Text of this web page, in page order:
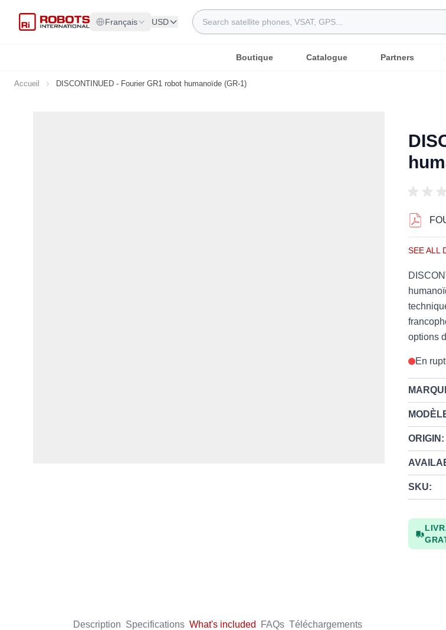
Français USD
Rechercher
Boutique Catalogue Partners
Accueil DISCONTINUED - Fourier GR1 robot humanoïde (GR-1)
SEE ALL
options
En
ORIGIN:
SKU:
Description Specifications What's included FAQs Téléchargements